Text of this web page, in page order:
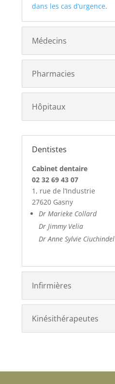
dans les cas d’urgence.
Médecins
Pharmacies
Hôpitaux
Dentistes
Cabinet dentaire
02 32 69 43 07
1, rue de l’Industrie
27620 Gasny
Dr Marieke Collard
Dr Jimmy Velia
Dr Anne Sylvie Ciuchindel
Infirmières
Kinésithérapeutes